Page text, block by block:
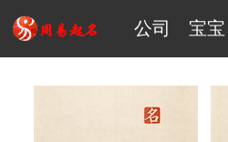
公司 宝宝